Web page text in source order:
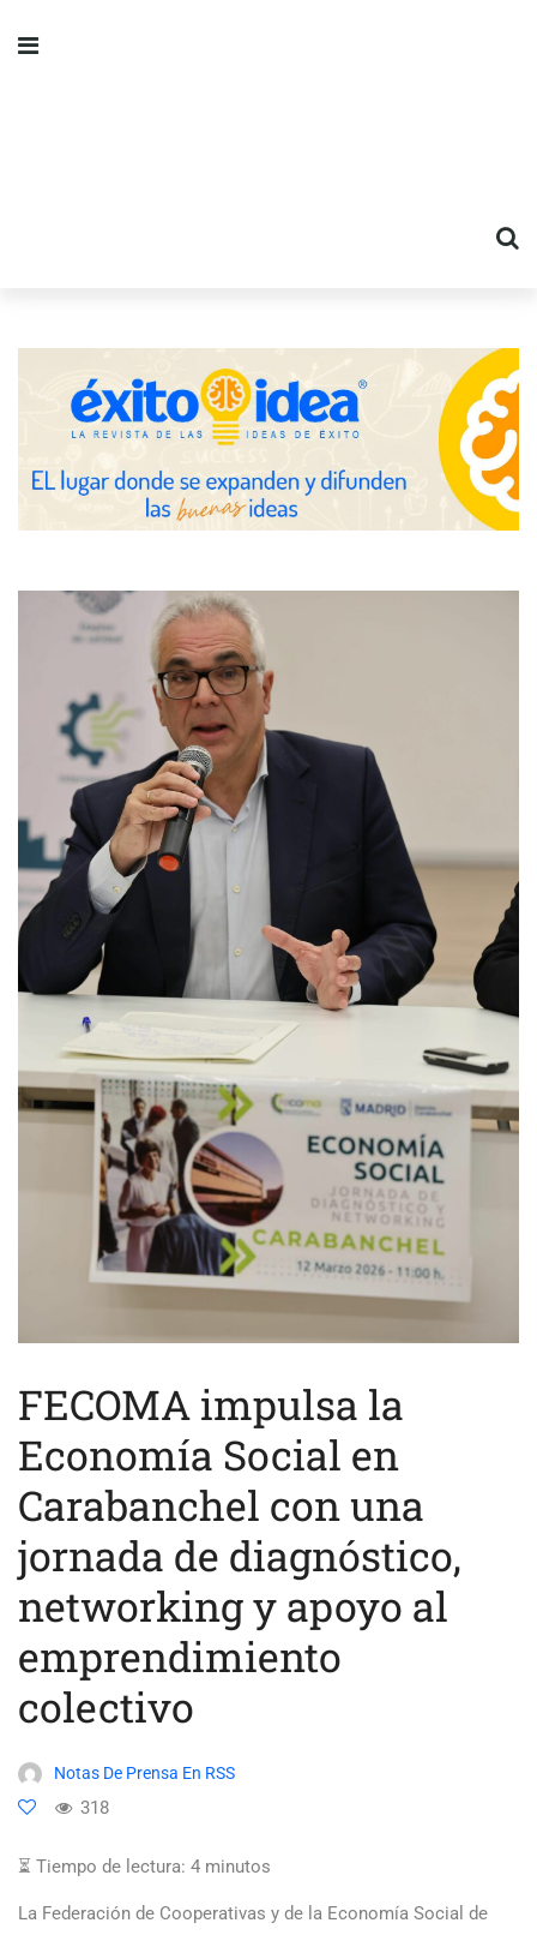
FECOMA impulsa la
Economía Social en
Carabanchel con una
jornada de diagnóstico,
networking y apoyo al
emprendimiento
colectivo
Notas De Prensa En RSS
318
⏳ Tiempo de lectura: 4 minutos
La Federación de Cooperativas y de la Economía Social de